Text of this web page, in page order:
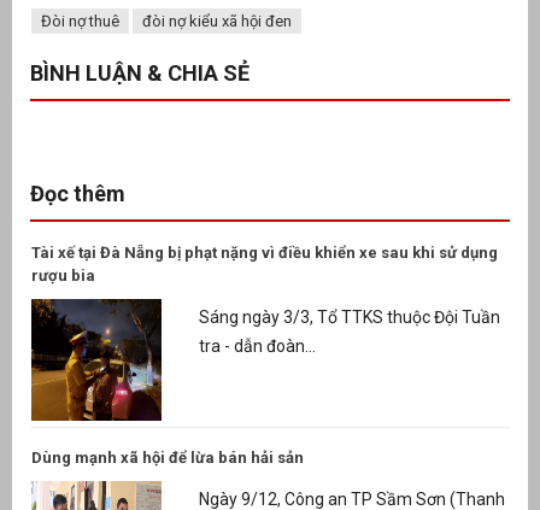
Đòi nợ thuê đòi nợ kiểu xã hội đen
BÌNH LUẬN & CHIA SẺ
Đọc thêm
Tài xế tại Đà Nẵng bị phạt nặng vì điều khiển xe sau khi sử dụng
rượu bia
Sáng ngày 3/3, Tổ TTKS thuộc Đội Tuần
tra - dẫn đoàn...
Dùng mạnh xã hội để lừa bán hải sản
Ngày 9/12, Công an TP Sầm Sơn (Thanh